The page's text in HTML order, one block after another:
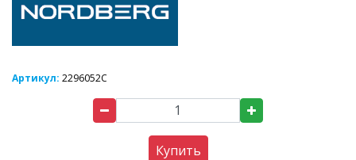
Артикул: 2296052C
Купить